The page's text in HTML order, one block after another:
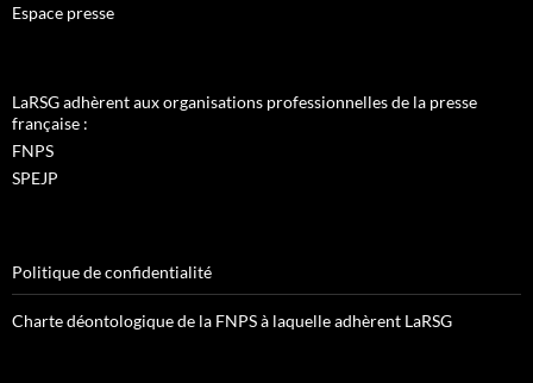
Espace presse
LaRSG adhèrent aux organisations professionnelles de la presse
française :
FNPS
SPEJP
Politique de confidentialité
Charte déontologique de la FNPS à laquelle adhèrent LaRSG